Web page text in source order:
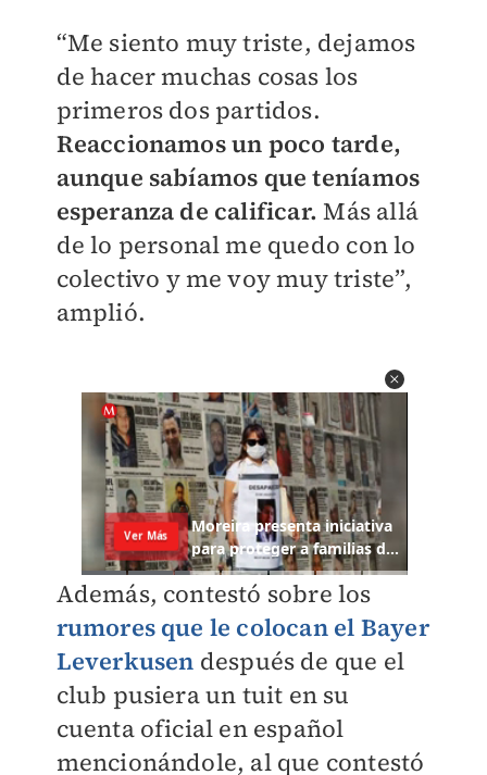
“Me siento muy triste, dejamos
de hacer muchas cosas los
primeros dos partidos.
Reaccionamos un poco tarde,
aunque sabíamos que teníamos
esperanza de calificar. Más allá
de lo personal me quedo con lo
colectivo y me voy muy triste”,
amplió.
Además, contestó sobre los
rumores que le colocan el Bayer
Leverkusen después de que el
club pusiera un tuit en su
cuenta oficial en español
mencionándole, al que contestó